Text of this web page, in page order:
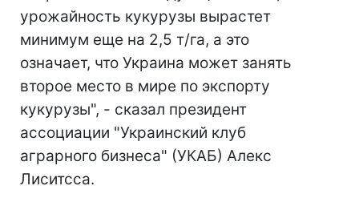
урожайность кукурузы вырастет
минимум еще на 2,5 т/га, а это
означает, что Украина может занять
второе место в мире по экспорту
кукурузы", - сказал президент
ассоциации "Украинский клуб
аграрного бизнеса" (УКАБ) Алекс
Лиситсса.